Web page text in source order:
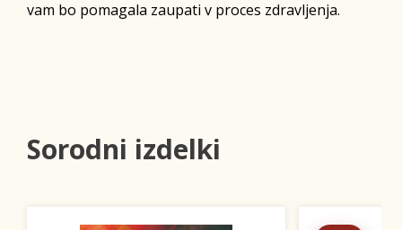
vam bo pomagala zaupati v proces zdravljenja.
Sorodni izdelki